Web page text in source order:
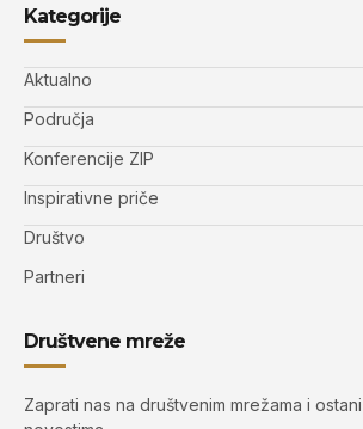
Kategorije
Aktualno
Područja
Konferencije ZIP
Inspirativne priče
Društvo
Partneri
Društvene mreže
Zaprati nas na društvenim mrežama i